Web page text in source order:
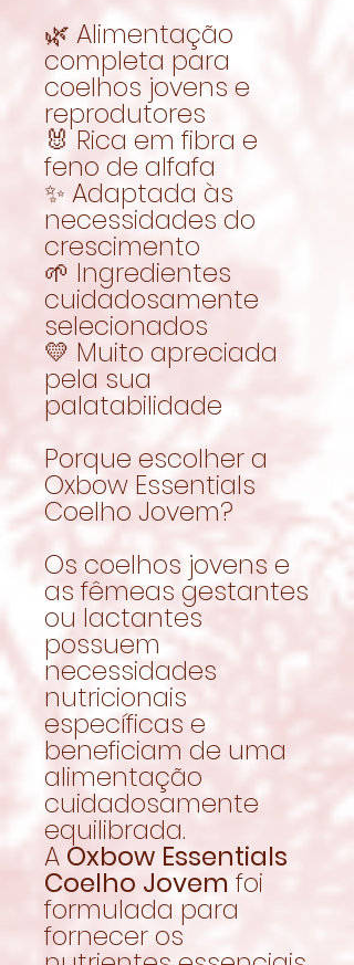
🌿 Alimentação
completa para
coelhos jovens e
reprodutores
🐰 Rica em fibra e
feno de alfafa
✨ Adaptada às
necessidades do
crescimento
🌱 Ingredientes
cuidadosamente
selecionados
💛 Muito apreciada
pela sua
palatabilidade
Porque escolher a
Oxbow Essentials
Coelho Jovem?
Os coelhos jovens e
as fêmeas gestantes
ou lactantes
possuem
necessidades
nutricionais
específicas e
beneficiam de uma
alimentação
cuidadosamente
equilibrada.
A Oxbow Essentials
Coelho Jovem foi
formulada para
fornecer os